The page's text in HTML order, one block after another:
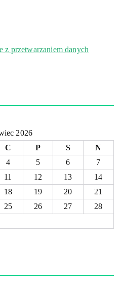
z przetwarzaniem danych
2026
C P S
N
4 5 6
7
11 12 13
14
18 19 20
21
25 26 27
28